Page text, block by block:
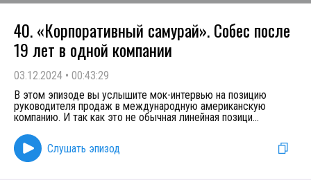
40. «Корпоративный самурай». Собес после
19 лет в одной компании
03.12.2024 • 00:43:29
В этом эпизоде вы услышите мок-интервью на позицию
руководителя продаж в международную американскую
компанию. И так как это не обычная линейная позици...
Слушать эпизод